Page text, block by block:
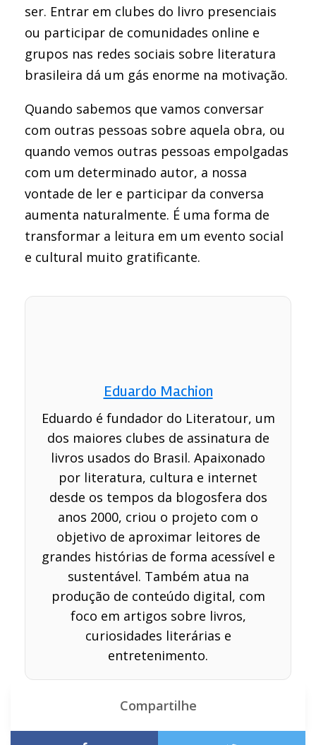
ser. Entrar em clubes do livro presenciais
ou participar de comunidades online e
grupos nas redes sociais sobre literatura
brasileira dá um gás enorme na motivação.
Quando sabemos que vamos conversar
com outras pessoas sobre aquela obra, ou
quando vemos outras pessoas empolgadas
com um determinado autor, a nossa
vontade de ler e participar da conversa
aumenta naturalmente. É uma forma de
transformar a leitura em um evento social
e cultural muito gratificante.
Eduardo Machion
Eduardo é fundador do Literatour, um
dos maiores clubes de assinatura de
livros usados do Brasil. Apaixonado
por literatura, cultura e internet
desde os tempos da blogosfera dos
anos 2000, criou o projeto com o
objetivo de aproximar leitores de
grandes histórias de forma acessível e
sustentável. Também atua na
produção de conteúdo digital, com
foco em artigos sobre livros,
curiosidades literárias e
entretenimento.
Compartilhe